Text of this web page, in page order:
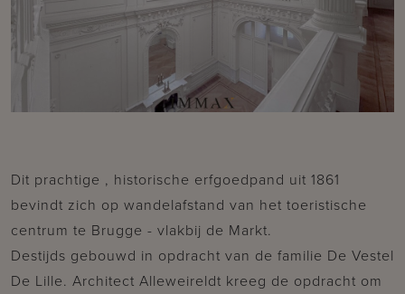
Dit prachtige , historische erfgoedpand uit 1861
bevindt zich op wandelafstand van het toeristische
centrum te Brugge - vlakbij de Markt.
Destijds gebouwd in opdracht van de familie De Vestel
De Lille. Architect Alleweireldt kreeg de opdracht om